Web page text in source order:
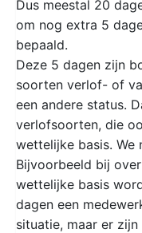
Dus meestal 20
om nog extra 5
bepaald.
Deze 5 dagen zijn
soorten verlof- of
een andere status.
verlofsoorten, die
wettelijke basis. We
Bijvoorbeeld bij
wettelijke basis
dagen een
situatie, maar er